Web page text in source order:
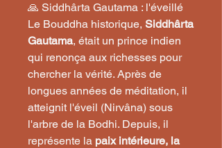
🙏 Siddhârta Gautama : l'éveillé
Le Bouddha historique, Siddhârta
Gautama, était un prince indien
qui renonça aux richesses pour
chercher la vérité. Après de
longues années de méditation, il
atteignit l'éveil (Nirvâna) sous
l'arbre de la Bodhi. Depuis, il
représente la paix intérieure, la